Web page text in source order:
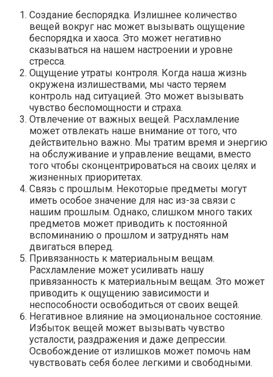
Создание беспорядка. Излишнее количество
вещей вокруг нас может вызывать ощущение
беспорядка и хаоса. Это может негативно
сказываться на нашем настроении и уровне
стресса.
Ощущение утраты контроля. Когда наша жизнь
окружена излишествами, мы часто теряем
контроль над ситуацией. Это может вызывать
чувство беспомощности и страха.
Отвлечение от важных вещей. Расхламление
может отвлекать наше внимание от того, что
действительно важно. Мы тратим время и энергию
на обслуживание и управление вещами, вместо
того чтобы сконцентрироваться на своих целях и
жизненных приоритетах.
Связь с прошлым. Некоторые предметы могут
иметь особое значение для нас из-за связи с
нашим прошлым. Однако, слишком много таких
предметов может приводить к постоянной
вспоминанию о прошлом и затруднять нам
двигаться вперед.
Привязанность к материальным вещам.
Расхламление может усиливать нашу
привязанность к материальным вещам. Это может
приводить к ощущению зависимости и
неспособности освободиться от своих вещей.
Негативное влияние на эмоциональное состояние.
Избыток вещей может вызывать чувство
усталости, раздражения и даже депрессии.
Освобождение от излишков может помочь нам
чувствовать себя более легкими и свободными.